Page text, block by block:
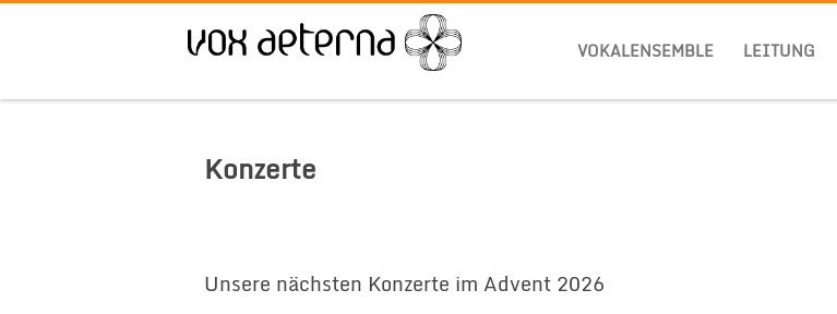
VOKALENSEMBLE LEITUNG
Konzerte
Unsere nächsten Konzerte im Advent 2026